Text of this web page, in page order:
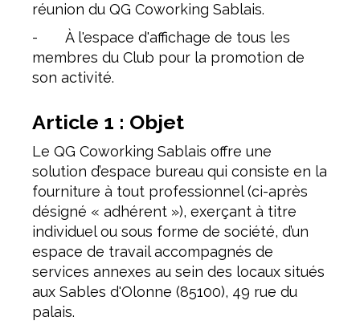
réunion du QG Coworking Sablais.
- À l'espace d'affichage de tous les
membres du Club pour la promotion de
son activité.
Article 1 : Objet
Le QG Coworking Sablais offre une
solution d’espace bureau qui consiste en la
fourniture à tout professionnel (ci-après
désigné « adhérent »), exerçant à titre
individuel ou sous forme de société, d’un
espace de travail accompagnés de
services annexes au sein des locaux situés
aux Sables d'Olonne (85100), 49 rue du
palais.